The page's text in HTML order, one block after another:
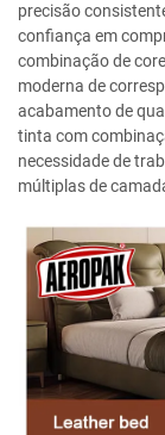
precisão
confiança em
combinação de
moderna de
acabamento de
tinta com
necessidade de
múltiplas de